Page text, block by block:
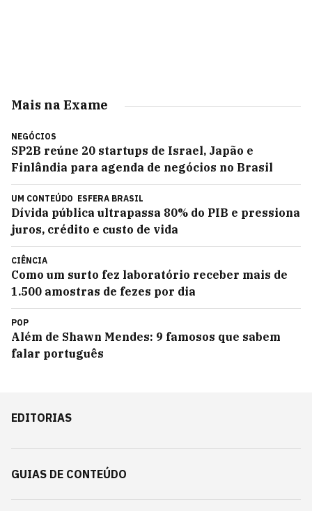
Mais na Exame
NEGÓCIOS
SP2B reúne 20 startups de Israel, Japão e
Finlândia para agenda de negócios no Brasil
UM CONTEÚDO ESFERA BRASIL
Dívida pública ultrapassa 80% do PIB e pressiona
juros, crédito e custo de vida
CIÊNCIA
Como um surto fez laboratório receber mais de
1.500 amostras de fezes por dia
POP
Além de Shawn Mendes: 9 famosos que sabem
falar português
EDITORIAS
GUIAS DE CONTEÚDO